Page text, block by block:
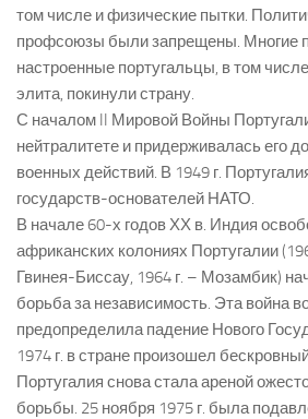
том числе и физические пытки.
профсоюзы были запрещены. Многие
настроенные португальцы, в том
элита, покинули страну.
С началом II Мировой Войны
нейтралитете и придерживалась его
военных действий. В 1949 г.
государств-основателей НАТО.
В начале 60-х годов ХХ в. Индия
африканских колониях Португалии
Гвинея-Биссау, 1964 г. – Мозамбик)
борьба за независимость. Эта война
предопределила падение Нового
1974 г. в стране произошел
Португалия снова стала ареной
борьбы. 25 ноября 1975 г. была